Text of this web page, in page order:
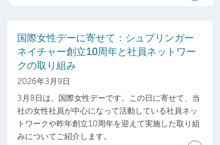
国際女性デーに寄せて：シュプリンガー
ネイチャー創立10周年と社員ネットワー
クの取り組み
2026年3月9日
3月8日は、国際女性デーです。この日に寄せて、当
社の女性社員が中心になって活動している社員ネッ
トワークや昨年創立10周年を迎えて実施した取り組
みについてご紹介します。